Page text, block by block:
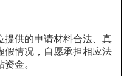
提供的申请材料合法、真
假情况，自愿承担相应法
金。